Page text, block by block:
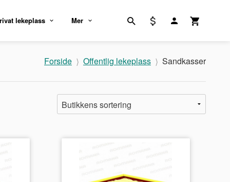
lekeplass Mer
Forside Offentlig lekeplass Sandkasser